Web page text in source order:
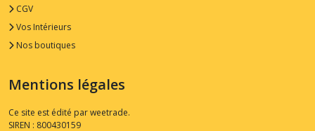
CGV
Vos Intérieurs
Nos boutiques
Mentions légales
Ce site est édité par weetrade.
SIREN : 800430159